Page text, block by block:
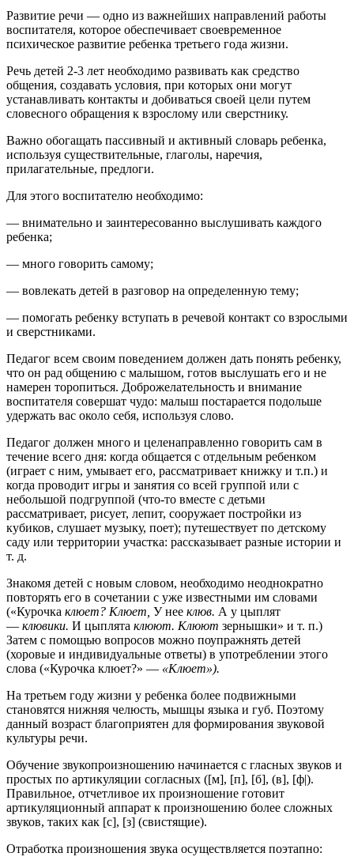
Развитие речи — одно из важнейших направлений работы
воспитателя, которое обеспечивает своевременное
психическое развитие ребенка третьего года жизни.
Речь детей 2-3 лет необходимо развивать как средство
общения, создавать условия, при которых они могут
устанавливать контакты и добиваться своей цели путем
словесного обращения к взрослому или сверстнику.
Важно обогащать пассивный и активный словарь ребенка,
используя существительные, глаголы, наречия,
прилагательные, предлоги.
Для этого воспитателю необходимо:
— внимательно и заинтересованно выслушивать каждого
ребенка;
— много говорить самому;
— вовлекать детей в разговор на определенную тему;
— помогать ребенку вступать в речевой контакт со взрослыми
и сверстниками.
Педагог всем своим поведением должен дать понять ребенку,
что он рад общению с малышом, готов выслушать его и не
намерен торопиться. Доброжелательность и внимание
воспитателя совершат чудо: малыш постарается подольше
удержать вас около себя, используя слово.
Педагог должен много и целенаправленно говорить сам в
течение всего дня: когда общается с отдельным ребенком
(играет с ним, умывает его, рассматривает книжку и т.п.) и
когда проводит игры и занятия со всей группой или с
небольшой подгруппой (что-то вместе с детьми
рассматривает, рисует, лепит, сооружает постройки из
кубиков, слушает музыку, поет); путешествует по детскому
саду или территории участка: рассказывает разные истории и
т. д.
Знакомя детей с новым словом, необходимо неоднократно
повторять его в сочетании с уже известными им словами
(«Курочка клюет? Клюет, У нее клюв. А у цыплят
— клювики. И цыплята клюют. Клюют зернышки» и т. п.)
Затем с помощью вопросов можно поупражнять детей
(хоровые и индивидуальные ответы) в употреблении этого
слова («Курочка клюет?» — «Клюет»).
На третьем году жизни у ребенка более подвижными
становятся нижняя челюсть, мышцы языка и губ. Поэтому
данный возраст благоприятен для формирования звуковой
культуры речи.
Обучение звукопроизношению начинается с гласных звуков и
простых по артикуляции согласных ([м], [п], [б], (в], [ф|).
Правильное, отчетливое их произношение готовит
артикуляционный аппарат к произношению более сложных
звуков, таких как [с], [з] (свистящие).
Отработка произношения звука осуществляется поэтапно: